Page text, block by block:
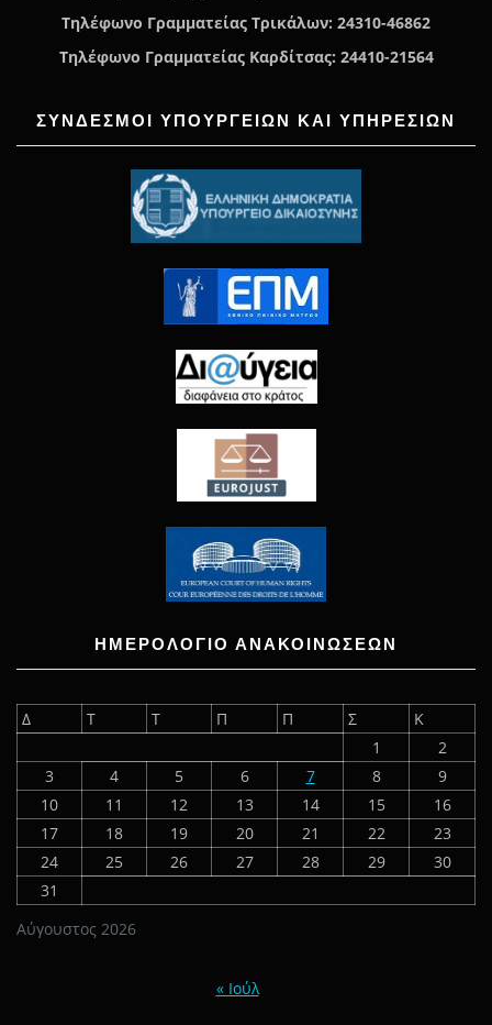
Τηλέφωνο Γραμματείας Τρικάλων: 24310-46862
Τηλέφωνο Γραμματείας Καρδίτσας: 24410-21564
ΣΥΝΔΕΣΜΟΙ ΥΠΟΥΡΓΕΙΩΝ ΚΑΙ ΥΠΗΡΕΣΙΩΝ
ΗΜΕΡΟΛΟΓΙΟ ΑΝΑΚΟΙΝΩΣΕΩΝ
Αύγουστος 2026
Δ Τ Τ Π Π Σ
Κ
1
2
3
4 5 6 7 8
9
10
11 12 13 14 15
16
17
18 19 20 21 22
23
24
25 26 27 28 29
30
31
« Ιούλ